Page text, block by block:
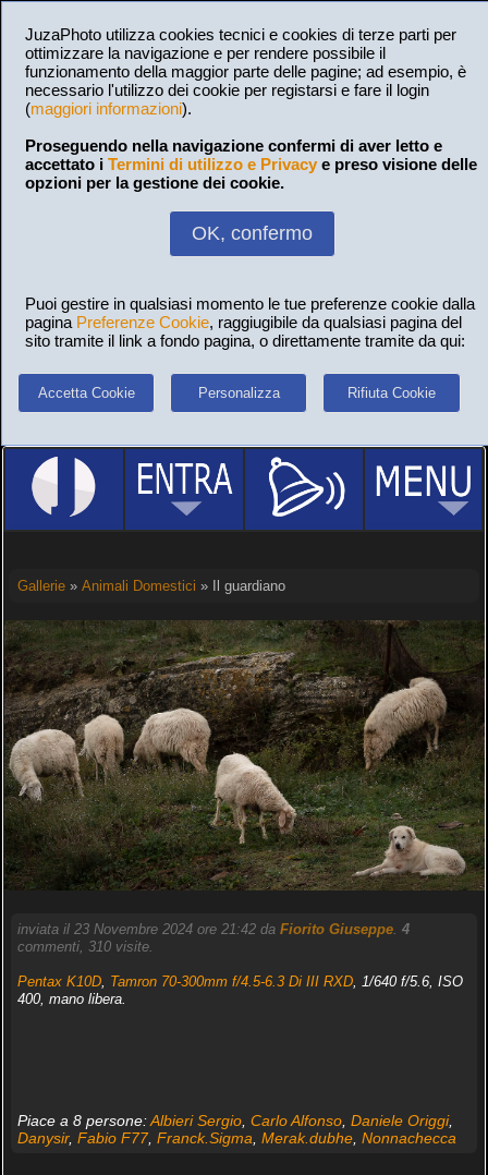
JuzaPhoto utilizza cookies tecnici e cookies di terze parti per
ottimizzare la navigazione e per rendere possibile il
funzionamento della maggior parte delle pagine; ad esempio, è
necessario l'utilizzo dei cookie per registarsi e fare il login
(maggiori informazioni).
Proseguendo nella navigazione confermi di aver letto e
accettato i Termini di utilizzo e Privacy e preso visione delle
opzioni per la gestione dei cookie.
OK, confermo
Puoi gestire in qualsiasi momento le tue preferenze cookie dalla
pagina Preferenze Cookie, raggiugibile da qualsiasi pagina del
sito tramite il link a fondo pagina, o direttamente tramite da qui:
Accetta Cookie Personalizza Rifiuta Cookie
Gallerie» Animali Domestici » Il guardiano
inviata il 23 Novembre 2024 ore 21:42 da Fiorito Giuseppe. 4
commenti, 310 visite.
Pentax K10D, Tamron 70-300mm f/4.5-6.3 Di III RXD, 1/640 f/5.6, ISO
400, mano libera.
Piace a 8 persone:Albieri Sergio, Carlo Alfonso, Daniele Origgi,
Danysir, Fabio F77, Franck.Sigma Merak.dubhe, Nonnachecca